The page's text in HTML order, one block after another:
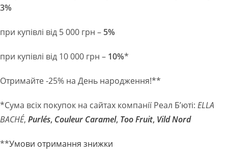
3%
при купівлі від 5 000 грн – 5%
при купівлі від 10 000 грн – 10%*
Отримайте -25% на День народження!**
*Сума всіх покупок на сайтах компанії Реал Б’юті: ELLA
BACHÉ, Purlés, Couleur Caramel, Too Fruit, Vild Nord
**Умови отримання знижки